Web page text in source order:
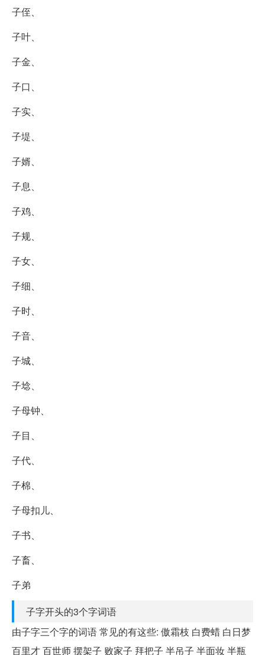
子侄、
子叶、
子金、
子口、
子实、
子堤、
子婿、
子息、
子鸡、
子规、
子女、
子细、
子时、
子音、
子城、
子埝、
子母钟、
子目、
子代、
子棉、
子母扣儿、
子书、
子畜、
子弟
子字开头的3个字词语
由子字三个字的词语 常见的有这些: 傲霜枝 白费蜡 白日梦
百里才 百世师 摆架子 败家子 拜把子 半吊子 半面妆 半瓶